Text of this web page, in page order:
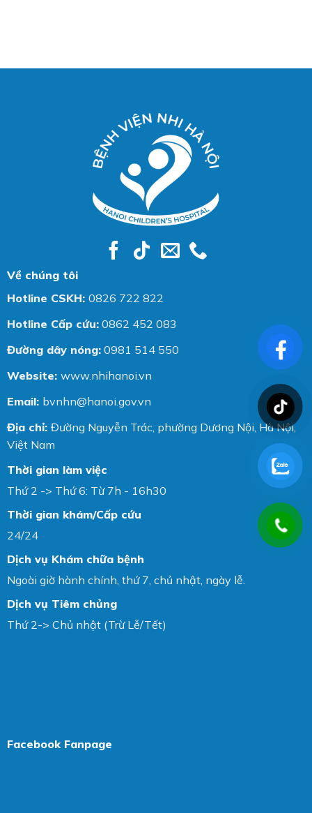
Về chúng tôi
Hotline CSKH: 0826 722 822
Hotline Cấp cứu: 0862 452 083
Đường dây nóng: 0981 514 550
Website: www.nhihanoi.vn
Email: bvnhn@hanoi.gov.vn
Địa chỉ: Đường Nguyễn Trác, phường Dương Nội, Hà Nội,
Việt Nam
Thời gian làm việc
Thứ 2 -> Thứ 6: Từ 7h - 16h30
Thời gian khám/Cấp cứu
24/24
Dịch vụ Khám chữa bệnh
Ngoài giờ hành chính, thứ 7, chủ nhật, ngày lễ.
Dịch vụ Tiêm chủng
Thứ 2-> Chủ nhật (Trừ Lễ/Tết)
Facebook Fanpage